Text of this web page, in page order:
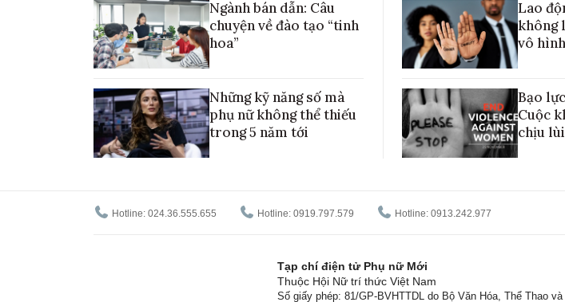
Ngành bán dẫn: Câu
chuyện về đào tạo “tinh
hoa”
Những kỹ năng số mà
phụ nữ không thể thiếu
trong 5 năm tới
Lao
không
vô
Bạo
Cuộc
chịu lùi
Hotline: 024.36.555.655 Hotline: 0919.797.579 Hotline: 0913.242.977
Tạp chí điện tử Phụ nữ Mới
Thuộc Hội Nữ trí thức Việt Nam
Số giấy phép: 81/GP-BVHTTDL do Bộ Văn Hóa, Thể Thao